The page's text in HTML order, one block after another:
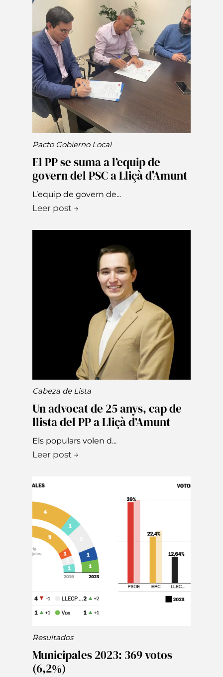
Pacto Gobierno Local
El PP se suma a l’equip de
govern del PSC a Lliçà d'Amunt
L’equip de govern de...
Leer post →
Cabeza de Lista
Un advocat de 25 anys, cap de
llista del PP a Lliçà d’Amunt
Els populars volen d...
Leer post →
Resultados
Municipales 2023: 369 votos
(6,2%)